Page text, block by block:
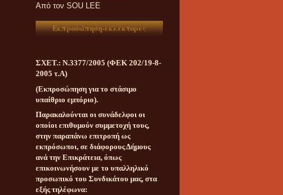
Aπό τον SOU LEE
Εκπροσώπηση-εκλέκτορες
ΣΧΕΤ.: Ν.3377/2005 (ΦΕΚ 202/19-8-
2005 τ.Α)
(Εκπροσώπηση για το στάσιμο
υπαίθριο εμπόριο).
Παρακαλούνται οι συνάδελφοι οι
οποίοι επιθυμούν συμμετοχή τους,
στην παραπάνω επιτροπή ως
εκπρόσωποι, σε διάφορους Δήμους
ανά την Επικράτεια, όπως
επικοινωνήσουν με το υπαλληλικό
προσωπικό του Συνδικάτου μας, στα
εξής τηλέφωνα: